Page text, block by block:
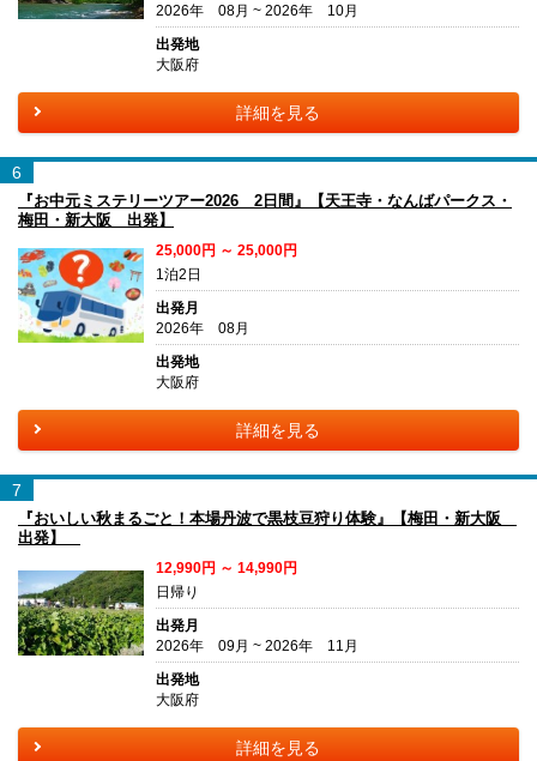
2026年 08月 ~ 2026年 10月
出発地
大阪府
詳細を見る
6
『お中元ミステリーツアー2026 2日間』【天王寺・なんばパークス・
梅田・新大阪 出発】
25,000円 ～ 25,000円
1泊2日
出発月
2026年 08月
出発地
大阪府
詳細を見る
7
『おいしい秋まるごと！本場丹波で黒枝豆狩り体験』【梅田・新大阪
出発】
12,990円 ～ 14,990円
日帰り
出発月
2026年 09月 ~ 2026年 11月
出発地
大阪府
詳細を見る